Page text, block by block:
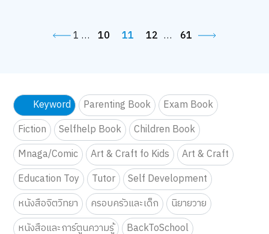
28 มี.ค. 69 - 29 มี.ค. 69
1… 10 11 12 … 61
Keyword Parenting Book
Exam Book
Fiction
Selfhelp Book
Children Book
Mnaga/Comic
Art & Craft fo Kids
Art & Craft